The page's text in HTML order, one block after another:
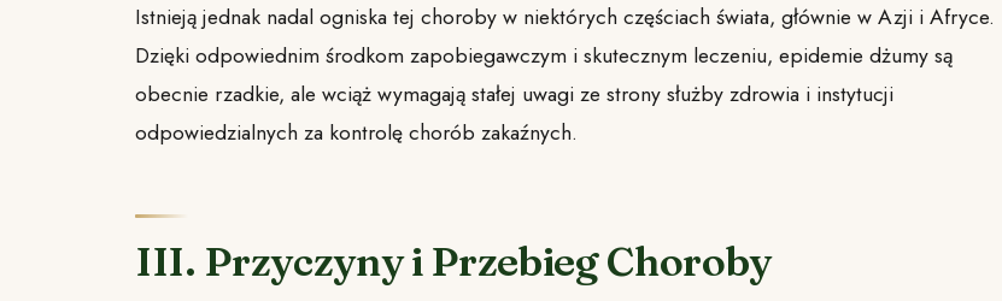
Istnieją jednak nadal ogniska tej choroby w niektórych częściach świata, głównie w Azji i Afryce.
Dzięki odpowiednim środkom zapobiegawczym i skutecznym leczeniu, epidemie dżumy są
obecnie rzadkie, ale wciąż wymagają stałej uwagi ze strony służby zdrowia i instytucji
odpowiedzialnych za kontrolę chorób zakaźnych.
III. Przyczyny i Przebieg Choroby